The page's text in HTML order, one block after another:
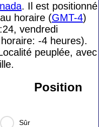
. Il est positionné
horaire (GMT-4)
vendredi
-4 heures).
peuplée, avec
Sûr
Position